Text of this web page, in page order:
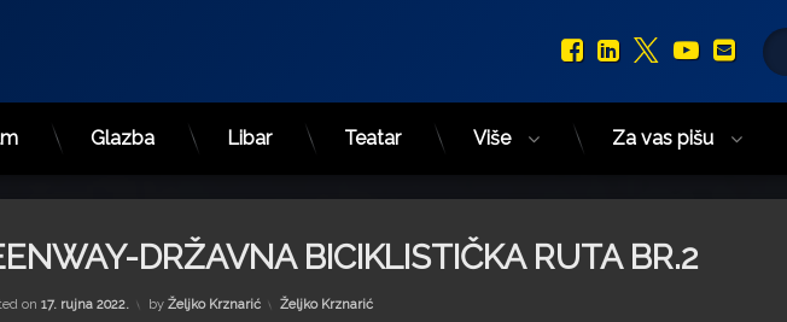
Facebook
LinkedIn
X.comE-
Glazba Libar Teatar Više Za vas pišu
DRŽAVNA BICIKLISTIČKA RUTA BR.2
on 17. rujna 2022. by Željko Krznarić Kategorije:
Željko Krznarić